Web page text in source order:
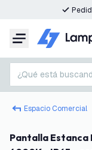
Menú
¿Qué está buscando?
Espacio Comercial
Pantalla Estanca LED 150 cm - 2x15W - 4800 Lumen -